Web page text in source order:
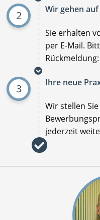
2 Wir gehen auf
Sie erhalten
per E-Mail.
3 Ihre neue
Wir stellen
jederzeit